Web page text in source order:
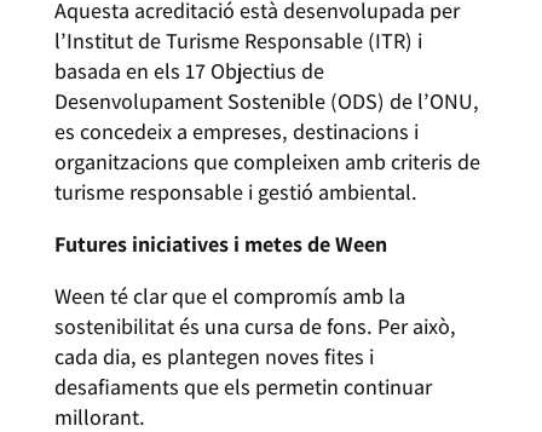
Aquesta acreditació està desenvolupada per
l’Institut de Turisme Responsable (ITR) i
basada en els 17 Objectius de
Desenvolupament Sostenible (ODS) de l’ONU,
es concedeix a empreses, destinacions i
organitzacions que compleixen amb criteris de
turisme responsable i gestió ambiental.
Futures iniciatives i metes de Ween
Ween té clar que el compromís amb la
sostenibilitat és una cursa de fons. Per això,
cada dia, es plantegen noves fites i
desafiaments que els permetin continuar
millorant.